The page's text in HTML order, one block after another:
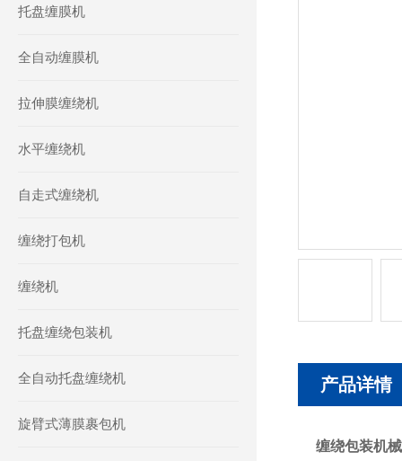
托盘缠膜机
全自动缠膜机
拉伸膜缠绕机
水平缠绕机
自走式缠绕机
缠绕打包机
缠绕机
托盘缠绕包装机
全自动托盘缠绕机
旋臂式薄膜裹包机
产品详情
缠绕包装机